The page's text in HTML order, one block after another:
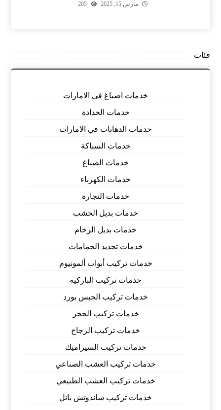
مارس 15, 2025 205
فئات
خدمات اصباغ في الامارات
خدمات الحدادة
خدمات الدهانات في الامارات
خدمات السباكة
خدمات الصباغ
خدمات الكهرباء
خدمات النجارة
خدمات بديل الخشب
خدمات بديل الرخام
خدمات تجديد الحمامات
خدمات تركيب أبواب ألمونيوم
خدمات تركيب الباركيه
خدمات تركيب الجبس بورد
خدمات تركيب الحجر
خدمات تركيب الزجاج
خدمات تركيب السيراميك
خدمات تركيب العشب الصناعي
خدمات تركيب العشب الطبيعي
خدمات تركيب ساندوتش بانل